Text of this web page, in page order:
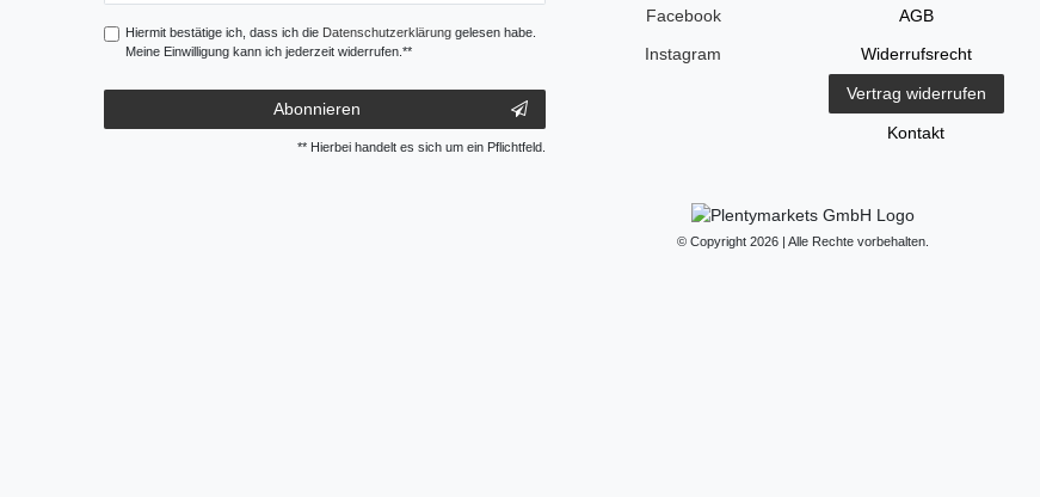
Hiermit bestätige ich, dass ich die Daten­schutz­erklärunggelesen habe.
Meine Einwilligung kann ich jederzeit widerrufen.**
Abonnieren
** Hierbei handelt es sich um ein Pflichtfeld.
Facebook
Instagram
AGB
Widerrufs­recht
Vertrag widerrufen
Kontakt
© Copyright 2026 | Alle Rechte vorbehalten.